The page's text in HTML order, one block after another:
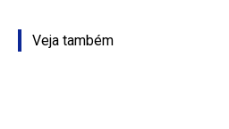
Veja também